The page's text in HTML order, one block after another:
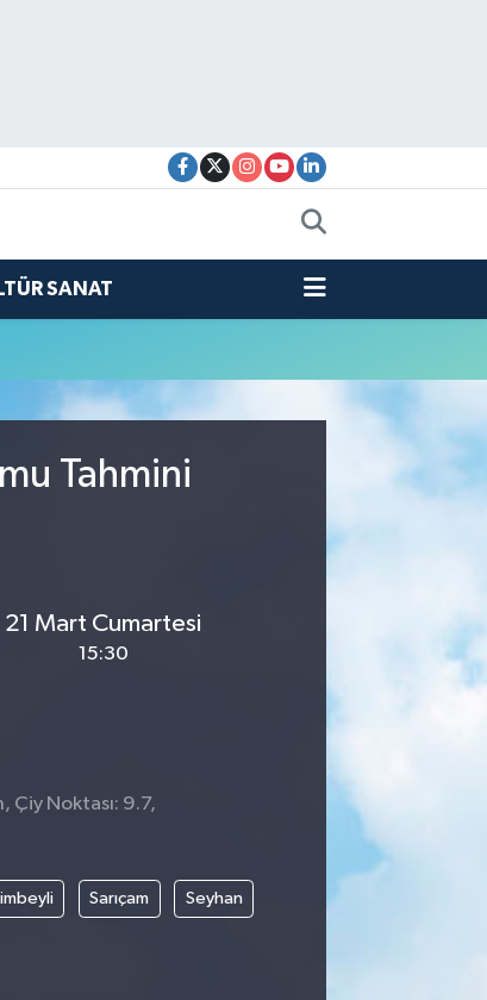
SANAT
Tahmini
21 Mart Cumartesi
15:30
Çiy Noktası: 9.7,
Sarıçam Seyhan